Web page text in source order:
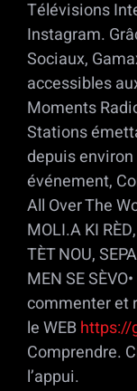
Télévisions
Instagram.
Sociaux,
accessibles
Moments
Stations
depuis environ
événement,
All Over The
MOLI.A KI
TÈT NOU,
MEN SE
commenter et
le WEBhttps://
Comprendre.
l’appui.